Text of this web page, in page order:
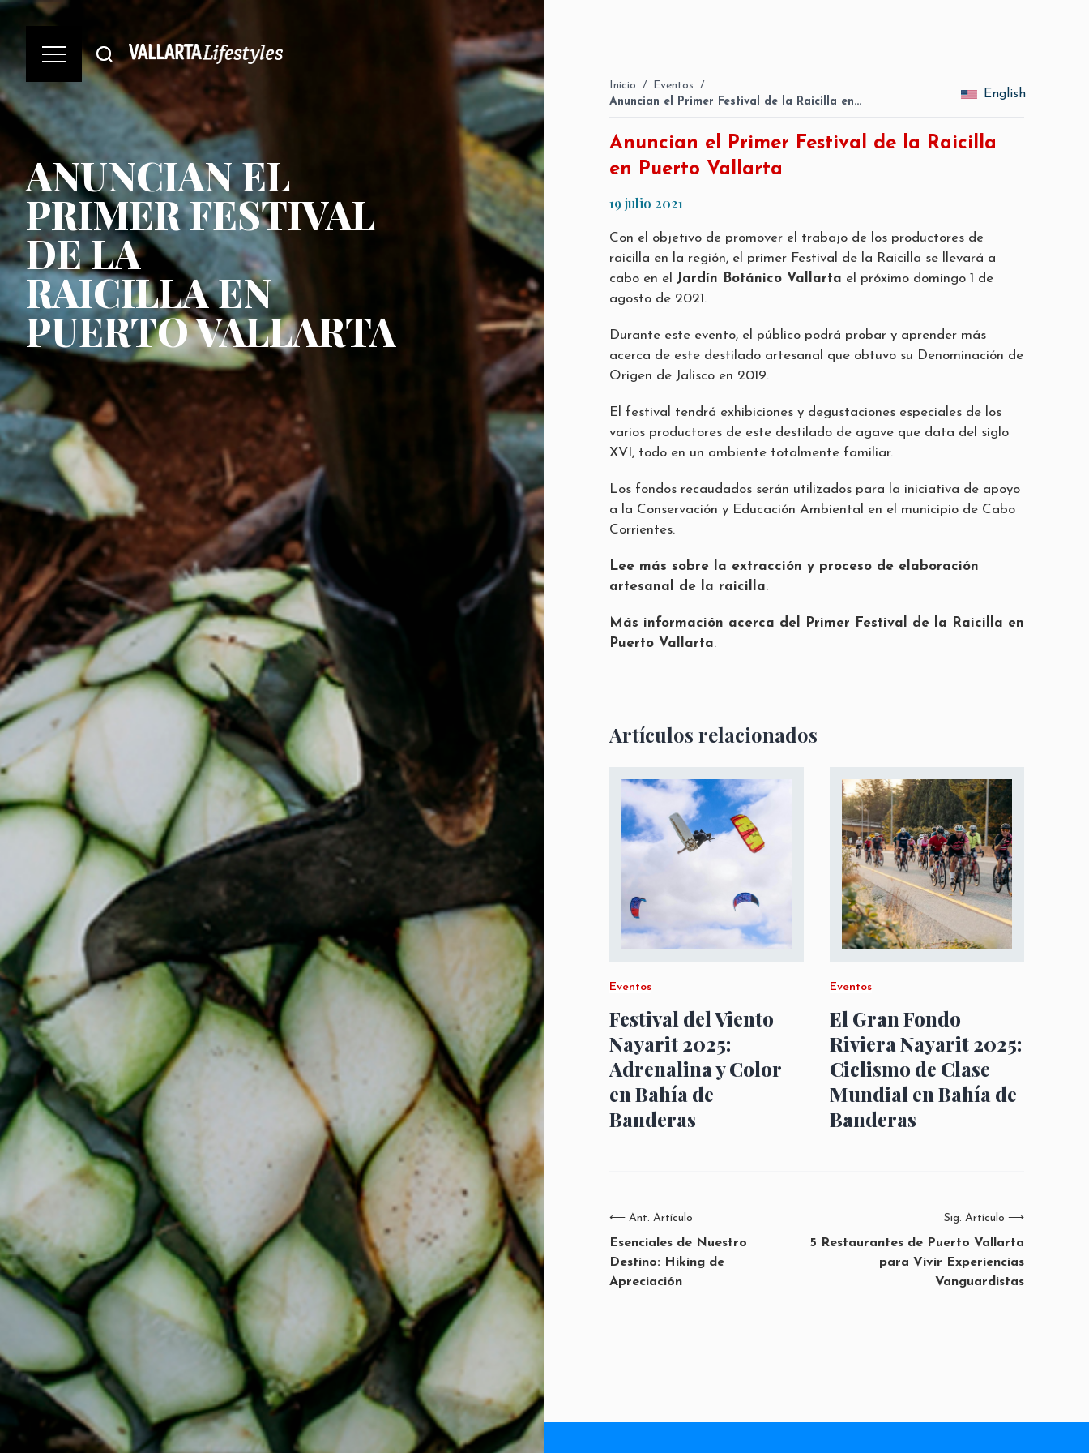
ANUNCIAN EL
PRIMER FESTIVAL
DE LA
RAICILLA EN
PUERTO VALLARTA
Inicio / Eventos /
Anuncian el Primer Festival de la Raicilla en…
English
Anuncian el Primer Festival de la Raicilla
en Puerto Vallarta
19 julio 2021
Con el objetivo de promover el trabajo de los productores de
raicilla en la región, el primer Festival de la Raicilla se llevará a
cabo en el Jardín Botánico Vallarta el próximo domingo 1 de
agosto de 2021.
Durante este evento, el público podrá probar y aprender más
acerca de este destilado artesanal que obtuvo su Denominación de
Origen de Jalisco en 2019.
El festival tendrá exhibiciones y degustaciones especiales de los
varios productores de este destilado de agave que data del siglo
XVI, todo en un ambiente totalmente familiar.
Los fondos recaudados serán utilizados para la iniciativa de apoyo
a la Conservación y Educación Ambiental en el municipio de Cabo
Corrientes.
Lee más sobre la extracción y proceso de elaboración
artesanal de la raicilla.
Más información acerca del Primer Festival de la Raicilla en
Puerto Vallarta.
Artículos relacionados
Eventos
Festival del Viento
Nayarit 2025:
Adrenalina y Color
en Bahía de
Banderas
Eventos
El Gran Fondo
Riviera Nayarit 2025:
Ciclismo de Clase
Mundial en Bahía de
Banderas
⟵ Ant. Artículo
Esenciales de Nuestro
Destino: Hiking de
Apreciación
Sig. Artículo ⟶
5 Restaurantes de Puerto Vallarta
para Vivir Experiencias
Vanguardistas